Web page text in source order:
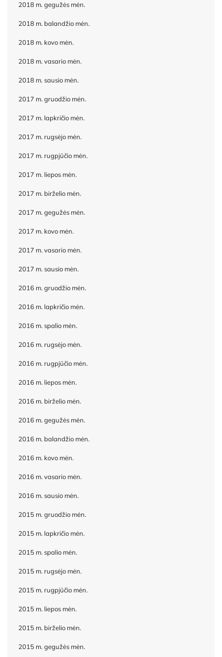
2018 m. gegužės mėn.
2018 m. balandžio mėn.
2018 m. kovo mėn.
2018 m. vasario mėn.
2018 m. sausio mėn.
2017 m. gruodžio mėn.
2017 m. lapkričio mėn.
2017 m. rugsėjo mėn.
2017 m. rugpjūčio mėn.
2017 m. liepos mėn.
2017 m. birželio mėn.
2017 m. gegužės mėn.
2017 m. kovo mėn.
2017 m. vasario mėn.
2017 m. sausio mėn.
2016 m. gruodžio mėn.
2016 m. lapkričio mėn.
2016 m. spalio mėn.
2016 m. rugsėjo mėn.
2016 m. rugpjūčio mėn.
2016 m. liepos mėn.
2016 m. birželio mėn.
2016 m. gegužės mėn.
2016 m. balandžio mėn.
2016 m. kovo mėn.
2016 m. vasario mėn.
2016 m. sausio mėn.
2015 m. gruodžio mėn.
2015 m. lapkričio mėn.
2015 m. spalio mėn.
2015 m. rugsėjo mėn.
2015 m. rugpjūčio mėn.
2015 m. liepos mėn.
2015 m. birželio mėn.
2015 m. gegužės mėn.